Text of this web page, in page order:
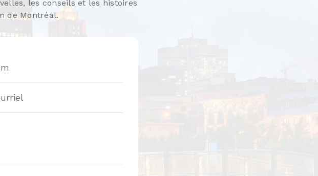
les conseils et les histoires
de Montréal.